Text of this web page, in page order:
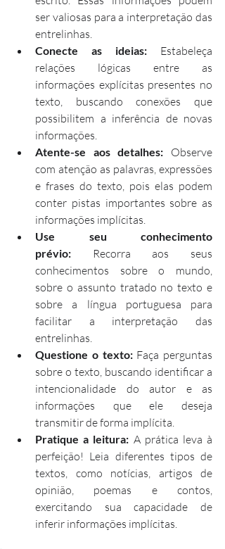
ser valiosas para a interpretação das
entrelinhas.
Conecte as ideias: Estabeleça
relações lógicas entre as
informações explícitas presentes no
texto, buscando conexões que
possibilitem a inferência de novas
informações.
Atente-se aos detalhes: Observe
com atenção as palavras, expressões
e frases do texto, pois elas podem
conter pistas importantes sobre as
informações implícitas.
Use seu conhecimento
prévio: Recorra aos seus
conhecimentos sobre o mundo,
sobre o assunto tratado no texto e
sobre a língua portuguesa para
facilitar a interpretação das
entrelinhas.
Questione o texto: Faça perguntas
sobre o texto, buscando identificar a
intencionalidade do autor e as
informações que ele deseja
transmitir de forma implícita.
Pratique a leitura: A prática leva à
perfeição! Leia diferentes tipos de
textos, como notícias, artigos de
opinião, poemas e contos,
exercitando sua capacidade de
inferir informações implícitas.